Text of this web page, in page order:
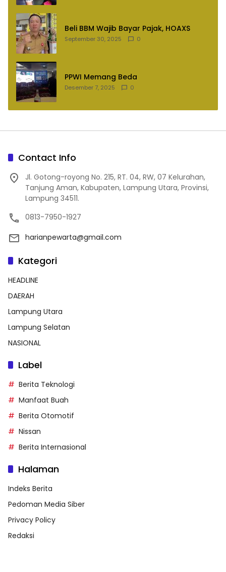
Beli BBM Wajib Bayar Pajak, HOAXS
September 30, 2025 0
PPWI Memang Beda
Desember 7, 2025 0
Contact Info
Jl. Gotong-royong No. 215, RT. 04, RW, 07 Kelurahan,
Tanjung Aman, Kabupaten, Lampung Utara, Provinsi,
Lampung 34511.
0813-7950-1927
harianpewarta@gmail.com
Kategori
HEADLINE
DAERAH
Lampung Utara
Lampung Selatan
NASIONAL
Label
Berita Teknologi
Manfaat Buah
Berita Otomotif
Nissan
Berita Internasional
Halaman
Indeks Berita
Pedoman Media Siber
Privacy Policy
Redaksi